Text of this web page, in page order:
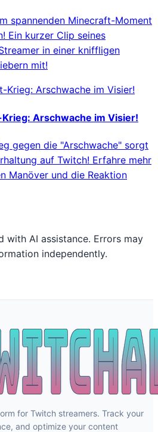
spannenden Minecraft-Moment
Ein kurzer Clip seines
in einer kniffligen
mit!
Arschwache im Visier!
gegen die "Arschwache" sorgt
auf Twitch! Erfahre mehr
Manöver und die Reaktion
with AI assistance. Errors may
independently.
for Twitch streamers. Track your
and optimize your content